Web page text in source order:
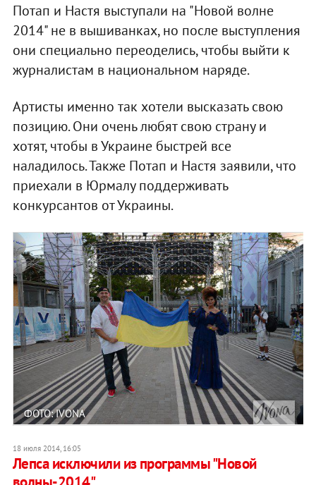
Потап и Настя выступали на "Новой волне
2014" не в вышиванках, но после выступления
они специально переоделись, чтобы выйти к
журналистам в национальном наряде.
Артисты именно так хотели высказать свою
позицию. Они очень любят свою страну и
хотят, чтобы в Украине быстрей все
наладилось. Также Потап и Настя заявили, что
приехали в Юрмалу поддерживать
конкурсантов от Украины.
ФОТО: IVONA
18 июля 2014, 16:05
Лепса исключили из программы "Новой